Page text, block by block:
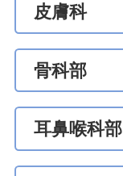
皮膚科
骨科部
耳鼻喉科部